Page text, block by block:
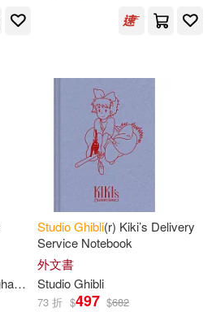
Leader and Jake Cunningham
Michael
StudioGhibli(r) Kiki’s Delivery
Service Notebook
外文書
StudioGhibli
73 折 $497 $682